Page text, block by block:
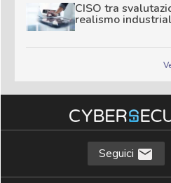
CISO tra
realismo
Seguici